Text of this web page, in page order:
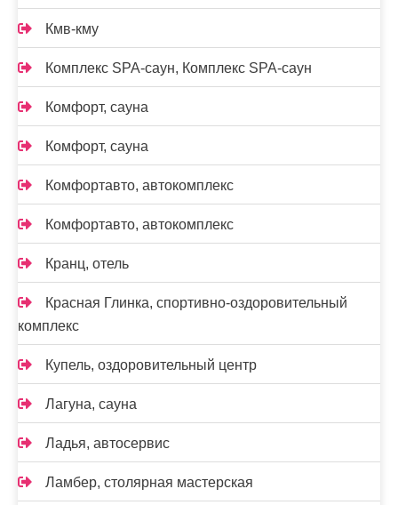
Кмв-кму
Комплекс SPA-саун, Комплекс SPA-саун
Комфорт, сауна
Комфорт, сауна
Комфортавто, автокомплекс
Комфортавто, автокомплекс
Кранц, отель
Красная Глинка, спортивно-оздоровительный
комплекс
Купель, оздоровительный центр
Лагуна, сауна
Ладья, автосервис
Ламбер, столярная мастерская